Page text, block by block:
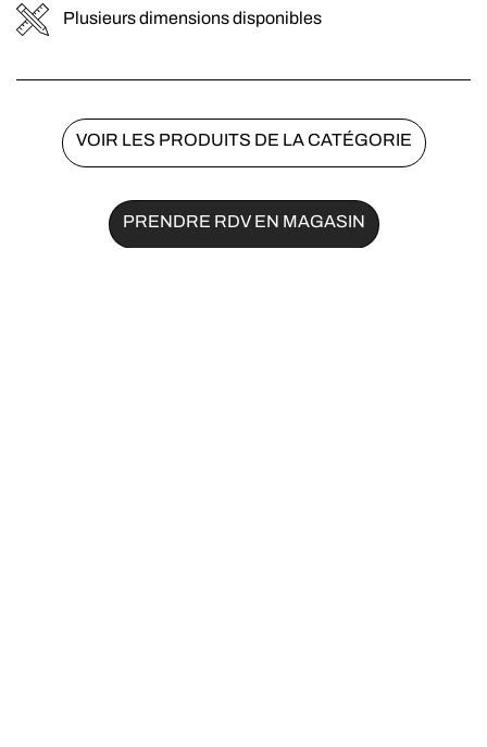
Plusieurs dimensions disponibles
VOIR LES PRODUITS DE LA CATÉGORIE
PRENDRE RDV EN MAGASIN